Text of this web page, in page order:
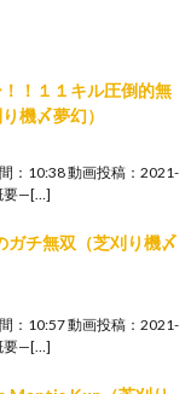
！１１キル圧倒的無
機〆夢幻）
：10:38 動画投稿：2021-
要—[…]
ガチ無双（芝刈り機〆
：10:57 動画投稿：2021-
要—[…]